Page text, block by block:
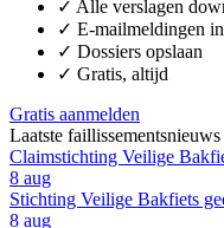
✓ Alle verslagen
✓ E-mailmeldingen
✓ Dossiers opslaan
✓ Gratis, altijd
Gratis aanmelden
Laatste faillissementsnieuws
Claimstichting Veilige
8 aug
Stichting Veilige Bakfiets
8 aug